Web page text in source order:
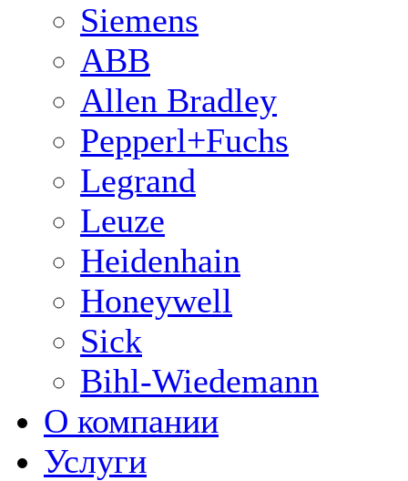
Siemens
ABB
Allen Bradley
Pepperl+Fuchs
Legrand
Leuze
Heidenhain
Honeywell
Sick
Bihl-Wiedemann
О компании
Услуги